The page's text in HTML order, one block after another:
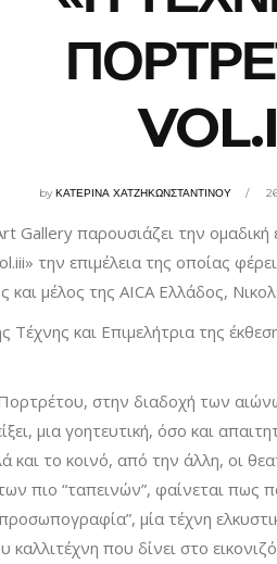
byΚΑΤΕΡΙΝΑ ΧΑΤΖΗΚΩΝΣΤΑΝΤΙΝΟΥ
Gallery παρουσιάζει την ομαδική
την επιμέλεια της οποίας
και μέλος της AICA Eλλάδος,
Τέχνης και Επιμελήτρια της
στην διαδοχή των
μια γοητευτική, όσο και
και το κοινό, από την άλλη, οι
πιο “ταπεινών”, φαίνεται πως
μία τέχνη
καλλιτέχνη που δίνει στο